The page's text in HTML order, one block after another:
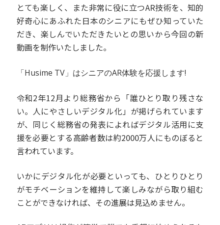
とても楽しく、また非常に役に立つAR技術を、知的
好奇心にあふれた日本のシニアにもぜひ知っていた
だき、楽しんでいただきたいとの思いから今回の新
動画を制作いたしました。
「Husime TV」はシニアのAR体験を応援します!
令和2年12月より総務省から「誰ひとり取り残さな
い。人にやさしいデジタル化」が掲げられています
が、同じく総務省の発表によればデジタル活用に支
援を必要とする高齢者数は約2000万人にものぼると
言われています。
いかにデジタル化が必要といっても、ひとりひとり
がモチベーションを維持して楽しみながら取り組む
ことができなければ、その進展は見込めません。